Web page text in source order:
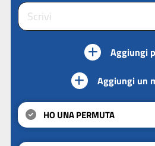
Aggiungi
Aggiungi un
HO UNA PERMUTA